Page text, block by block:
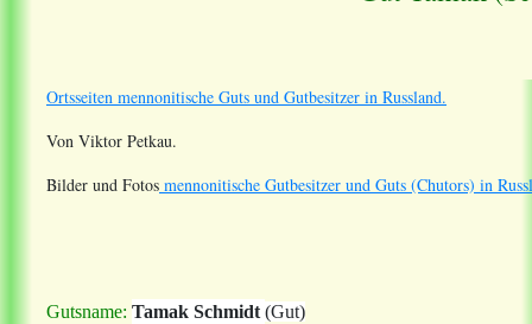
Ortsseiten mennonitische Guts und Gutbesitzer in Russland.
Von Viktor Petkau.
Bilder und Fotos mennonitische Gutbesitzer und Guts (Chutors) in
Gutsname: Tamak Schmidt(Gut)